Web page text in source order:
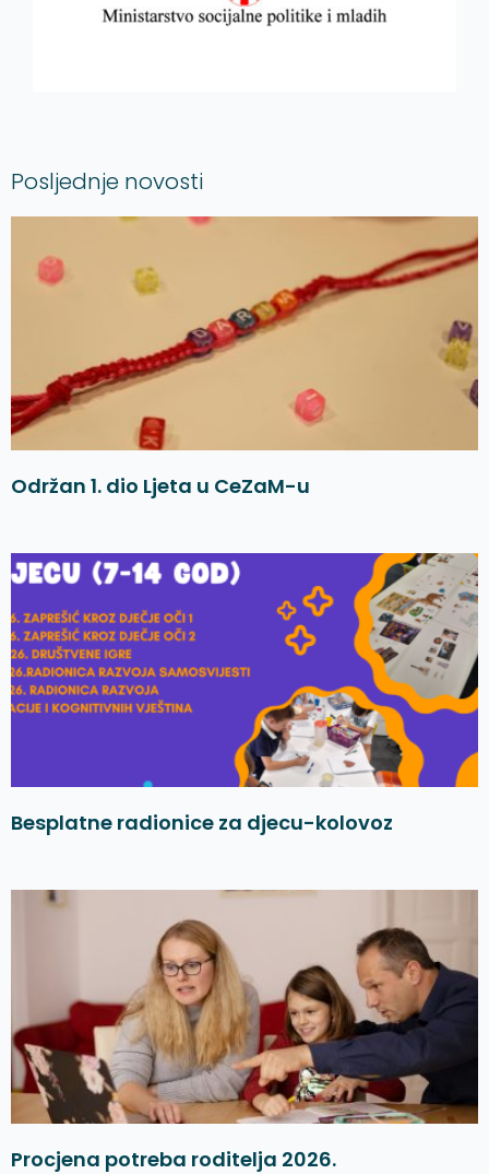
Posljednje novosti
Održan 1. dio Ljeta u CeZaM-u
Besplatne radionice za djecu-kolovoz
Procjena potreba roditelja 2026.